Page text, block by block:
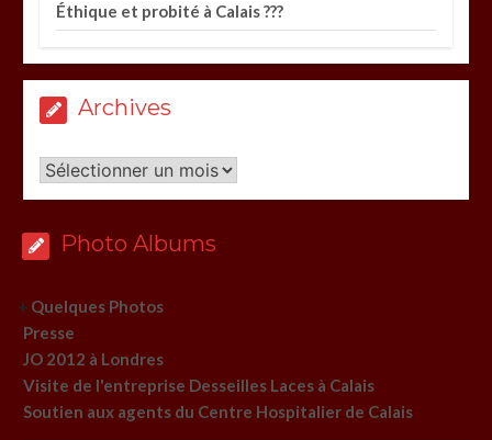
Éthique et probité à Calais ???
Archives
Archives
Photo Albums
+ Quelques Photos
Presse
JO 2012 à Londres
Visite de l'entreprise Desseilles Laces à Calais
Soutien aux agents du Centre Hospitalier de Calais